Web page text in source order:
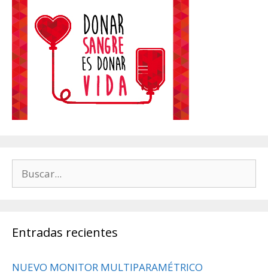
Entradas recientes
NUEVO MONITOR MULTIPARAMÉTRICO